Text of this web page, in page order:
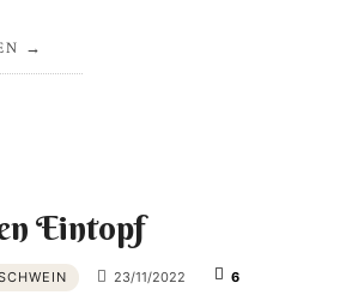
Eintopf
23/11/2022
6